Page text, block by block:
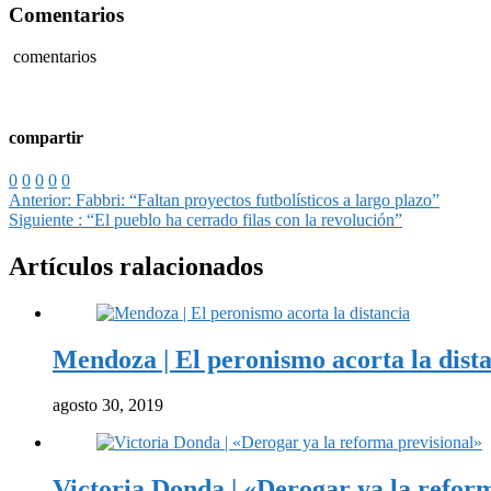
Comentarios
comentarios
compartir
0 0 0 0 0
Anterior: Fabbri: “Faltan proyectos futbolísticos a largo plazo”
Siguiente : “El pueblo ha cerrado filas con la revolución”
Artículos ralacionados
Mendoza | El peronismo acorta la
agosto 30, 2019